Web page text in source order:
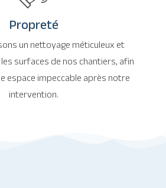
Propreté
un nettoyage méticuleux et
surfaces de nos chantiers, afin
espace impeccable après notre
intervention.